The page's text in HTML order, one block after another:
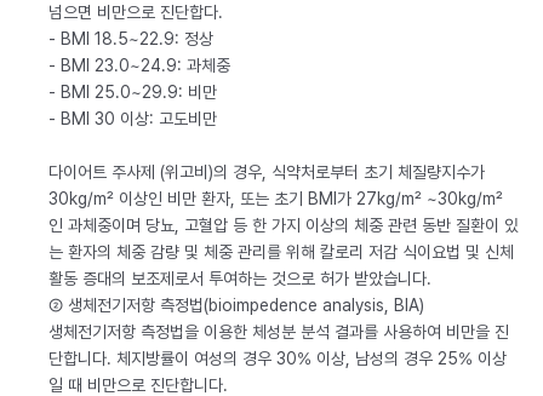
넘으면 비만으로 진단합다.
- BMI 18.5~22.9: 정상
- BMI 23.0~24.9: 과체중
- BMI 25.0~29.9: 비만
- BMI 30 이상: 고도비만
다이어트 주사제 (위고비)의 경우, 식약처로부터 초기 체질량지수가
30kg/m² 이상인 비만 환자, 또는 초기 BMI가 27kg/m² ~30kg/m²
인 과체중이며 당뇨, 고혈압 등 한 가지 이상의 체중 관련 동반 질환이 있
는 환자의 체중 감량 및 체중 관리를 위해 칼로리 저감 식이요법 및 신체
활동 증대의 보조제로서 투여하는 것으로 허가 받았습니다.
② 생체전기저항 측정법(bioimpedence analysis, BIA)
생체전기저항 측정법을 이용한 체성분 분석 결과를 사용하여 비만을 진
단합니다. 체지방률이 여성의 경우 30% 이상, 남성의 경우 25% 이상
일 때 비만으로 진단합니다.